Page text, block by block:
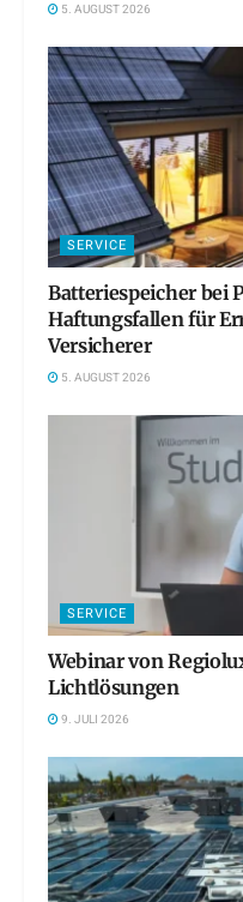
5. AUGUST 2026
SERVICE
Batteriespeicher bei
Haftungsfallen für
Versicherer
5. AUGUST 2026
SERVICE
Webinar von
Lichtlösungen
9. JULI 2026